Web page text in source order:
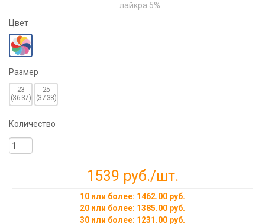
лайкра 5%
Цвет
Размер
23
(36-37)
25
(37-38)
Количество
1539 руб./шт.
10 или более: 1462.00 руб.
20 или более: 1385.00 руб.
30 или более: 1231.00 руб.